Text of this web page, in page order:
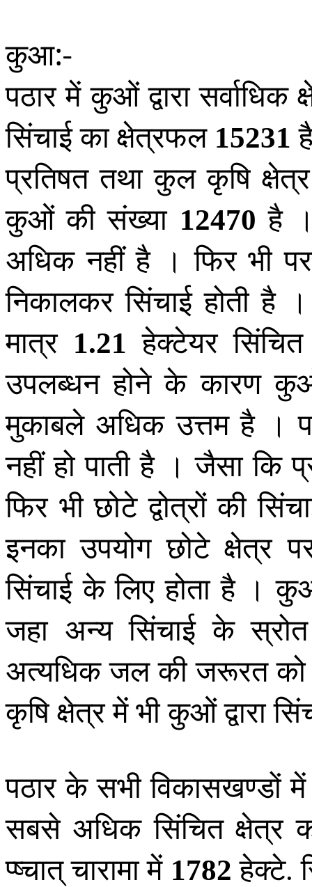
कुआ:-
पठार में कुओं द्वारा सर्वाधिक
सिंचाई का क्षेत्रफल 15231
प्रतिषत तथा कुल कृषि
कुओं की संख्या 12470 है
अधिक नहीं है । फिर भी
निकालकर सिंचाई होती
मात्र 1.21 हेक्टेयर
उपलब्धन होने के कारण
मुकाबले अधिक उत्तम है ।
नहीं हो पाती है । जैसा कि
फिर भी छोटे द्वोत्रों की
इनका उपयोग छोटे क्षेत्र
सिंचाई के लिए होता है । कुओं
जहा अन्य सिंचाई के
अत्यधिक जल की जरूरत को
कृषि क्षेत्र में भी कुओं द्वारा
पठार के सभी विकासखण्डों में
सबसे अधिक सिंचित क्षेत्र
प्ष्चात् चारामा में 1782 हेक्टे.